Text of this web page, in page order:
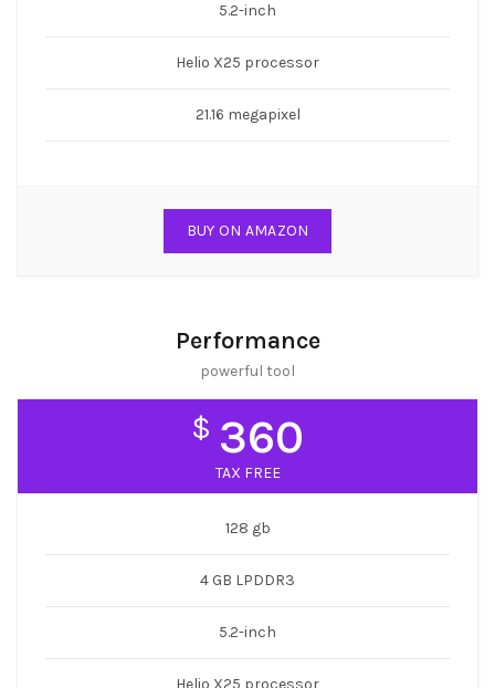
5.2-inch
Helio X25 processor
21.16 megapixel
BUY ON AMAZON
Performance
powerful tool
$ 360
TAX FREE
128 gb
4 GB LPDDR3
5.2-inch
Helio X25 processor